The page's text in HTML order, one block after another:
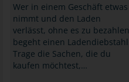
Wer in einem Geschäft etwas
nimmt und den Laden
verlässt, ohne es zu
begeht einen Ladendiebstahl.
Trage die Sachen, die du
kaufen möchtest,…